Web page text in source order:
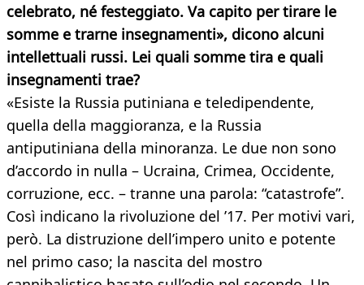
celebrato, né festeggiato. Va capito per tirare le
somme e trarne insegnamenti», dicono alcuni
intellettuali russi. Lei quali somme tira e quali
insegnamenti trae?
«Esiste la Russia putiniana e teledipendente,
quella della maggioranza, e la Russia
antiputiniana della minoranza. Le due non sono
d’accordo in nulla – Ucraina, Crimea, Occidente,
corruzione, ecc. – tranne una parola: “catastrofe”.
Così indicano la rivoluzione del ’17. Per motivi vari,
però. La distruzione dell’impero unito e potente
nel primo caso; la nascita del mostro